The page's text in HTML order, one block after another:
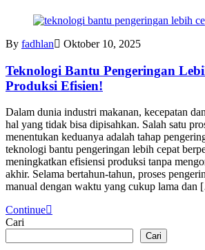
By fadhlan Oktober 10, 2025
Teknologi Bantu Pengeringan
Produksi Efisien!
Dalam dunia industri makanan, kecepatan
hal yang tidak bisa dipisahkan. Salah satu
menentukan keduanya adalah tahap
teknologi bantu pengeringan lebih cepat
meningkatkan efisiensi produksi tanpa
akhir. Selama bertahun-tahun, proses
manual dengan waktu yang cukup lama
Continue
Cari
Cari